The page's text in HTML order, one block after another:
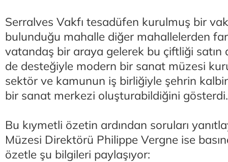
Serralves Vakfı tesadüfen kurulmuş bir
bulunduğu mahalle diğer mahallelerden
vatandaş bir araya gelerek bu çiftliği satın
de desteğiyle modern bir sanat müzesi
sektör ve kamunun iş birliğiyle şehrin
bir sanat merkezi oluşturabildiğini
Bu kıymetli özetin ardından soruları
Müzesi Direktörü Philippe Vergne ise
özetle şu bilgileri paylaşıyor: